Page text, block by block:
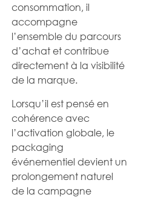
consommation, il
accompagne
l’ensemble du parcours
d’achat et contribue
directement à la visibilité
de la marque.
Lorsqu’il est pensé en
cohérence avec
l’activation globale, le
packaging
événementiel devient un
prolongement naturel
de la campagne